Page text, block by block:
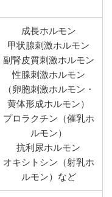
成長ホルモン
甲状腺刺激ホルモン
副腎皮質刺激ホルモン
性腺刺激ホルモン
（卵胞刺激ホルモン・
黄体形成ホルモン）
プロラクチン（催乳ホ
ルモン）
抗利尿ホルモン
オキシトシン（射乳ホ
ルモン）など